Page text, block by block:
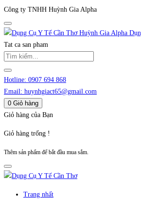
Công ty TNHH Huỳnh Gia Alpha
Huỳnh Gia Alpha
Tat ca san pham
Hotline: 0907 694 868
Email: huynhgiact65@gmail.com
0 Giỏ hàng
Giỏ hàng của Bạn
Giỏ hàng trống !
Thêm sản phẩm để bắt đầu mua sắm.
Trang nhất